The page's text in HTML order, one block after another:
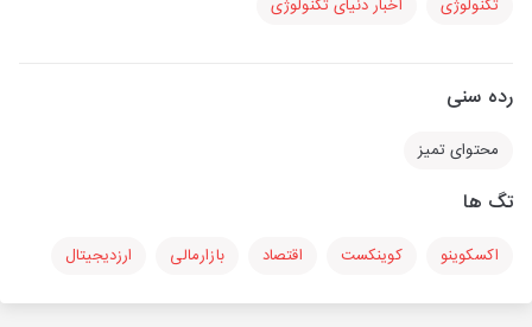
تکنولوژی اخبار دنیای تکنولوژی
رده سنی
محتوای تمیز
تگ ها
اکسکوینو کوینکست اقتصاد بازارمالی ارزدیجیتال